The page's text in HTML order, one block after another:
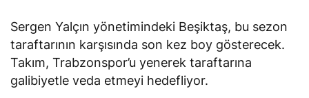
Sergen Yalçın yönetimindeki Beşiktaş, bu sezon
taraftarının karşısında son kez boy gösterecek.
Takım, Trabzonspor’u yenerek taraftarına
galibiyetle veda etmeyi hedefliyor.